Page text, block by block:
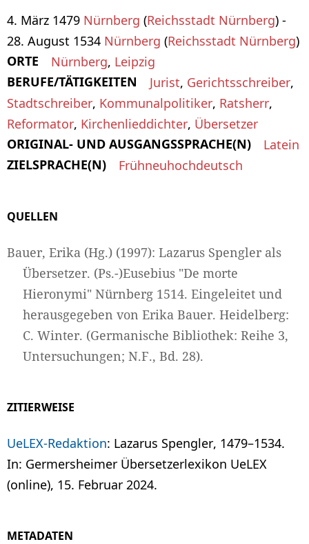
4. März 1479 Nürnberg (Reichsstadt Nürnberg) -
28. August 1534 Nürnberg (Reichsstadt Nürnberg)
ORTE Nürnberg, Leipzig
BERUFE/TÄTIGKEITEN Jurist, Gerichtsschreiber,
Stadtschreiber, Kommunalpolitiker, Ratsherr,
Reformator, Kirchenlieddichter, Übersetzer
ORIGINAL- UND AUSGANGSSPRACHE(N) Latein
ZIELSPRACHE(N) Frühneuhochdeutsch
QUELLEN
Bauer, Erika (Hg.) (1997): Lazarus Spengler als
Übersetzer. (Ps.-)Eusebius "De morte
Hieronymi" Nürnberg 1514. Eingeleitet und
herausgegeben von Erika Bauer. Heidelberg:
C. Winter. (Germanische Bibliothek: Reihe 3,
Untersuchungen; N.F., Bd. 28).
ZITIERWEISE
UeLEX-Redaktion: Lazarus Spengler, 1479–1534.
In: Germersheimer Übersetzerlexikon UeLEX
(online), 15. Februar 2024.
METADATEN